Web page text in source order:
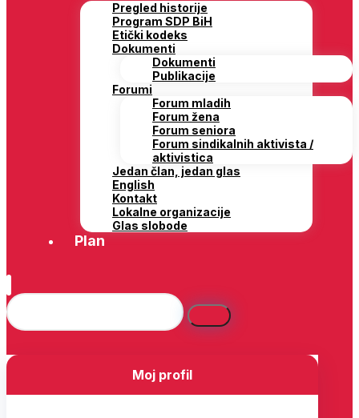
Pregled historije
Program SDP BiH
Etički kodeks
Dokumenti
Dokumenti
Publikacije
Forumi
Forum mladih
Forum žena
Forum seniora
Forum sindikalnih aktivista /
aktivistica
Jedan član, jedan glas
English
Kontakt
Lokalne organizacije
Glas slobode
Plan
Moj profil